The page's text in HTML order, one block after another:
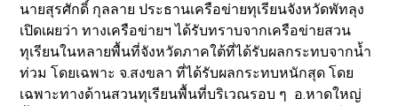
นายสุรศักดิ์ กุลลาย ประธานเครือข่ายทุเรียนจังหวัดพัทลุง
เปิดเผยว่า ทางเครือข่ายฯ ได้รับทราบจากเครือข่ายสวน
ทุเรียนในหลายพื้นที่จังหวัดภาคใต้ที่ได้รับผลกระทบจากน้ำ
ท่วม โดยเฉพาะ จ.สงขลา ที่ได้รับผลกระทบหนักสุด โดย
เฉพาะทางด้านสวนทุเรียนพื้นที่บริเวณรอบ ๆ อ.หาดใหญ่